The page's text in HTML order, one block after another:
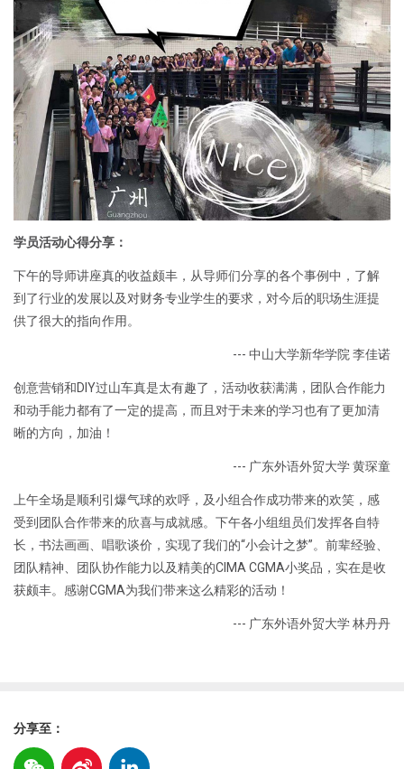
学员活动心得分享：
下午的导师讲座真的收益颇丰，从导师们分享的各个事例中，了解
到了行业的发展以及对财务专业学生的要求，对今后的职场生涯提
供了很大的指向作用。
--- 中山大学新华学院 李佳诺
创意营销和DIY过山车真是太有趣了，活动收获满满，团队合作能力
和动手能力都有了一定的提高，而且对于未来的学习也有了更加清
晰的方向，加油！
--- 广东外语外贸大学 黄琛童
上午全场是顺利引爆气球的欢呼，及小组合作成功带来的欢笑，感
受到团队合作带来的欣喜与成就感。下午各小组组员们发挥各自特
长，书法画画、唱歌谈价，实现了我们的“小会计之梦”。前辈经验、
团队精神、团队协作能力以及精美的CIMA CGMA小奖品，实在是收
获颇丰。感谢CGMA为我们带来这么精彩的活动！
--- 广东外语外贸大学 林丹丹
分享至：